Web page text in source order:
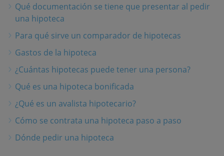
Qué documentación se tiene que presentar al pedir
una hipoteca
Para qué sirve un comparador de hipotecas
Gastos de la hipoteca
¿Cuántas hipotecas puede tener una persona?
Qué es una hipoteca bonificada
¿Qué es un avalista hipotecario?
Cómo se contrata una hipoteca paso a paso
Dónde pedir una hipoteca